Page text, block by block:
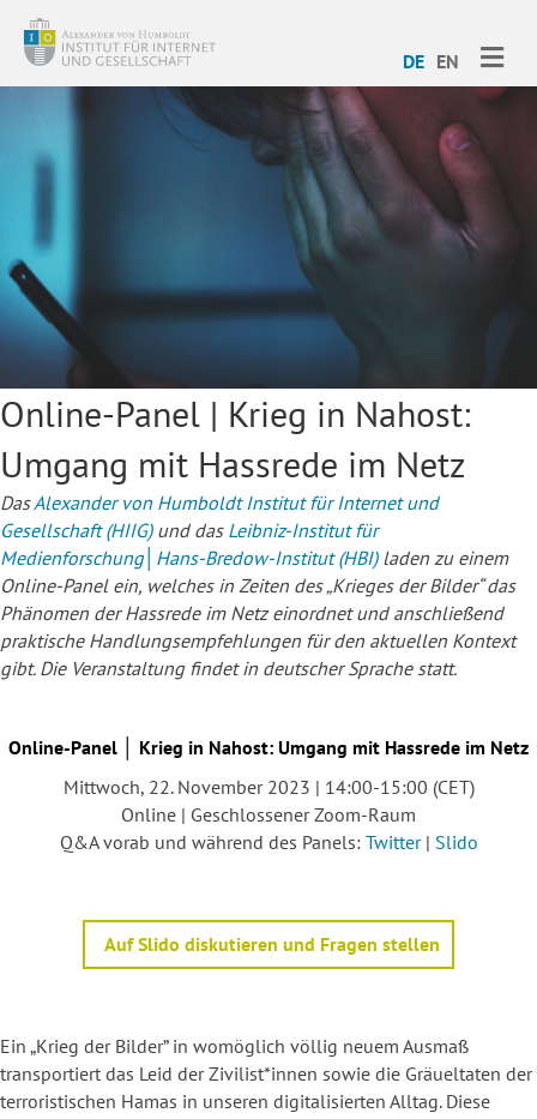
DE EN
Online-Panel | Krieg in Nahost:
Umgang mit Hassrede im Netz
DasAlexander von Humboldt Institut für Internet und
Gesellschaft (HIIG)und das Leibniz-Institut für
Medienforschung│Hans-Bredow-Institut (HBI)laden zu einem
Online-Panel ein, welches in Zeiten des „Krieges der Bilder“ das
Phänomen der Hassrede im Netz einordnet und anschließend
praktische Handlungsempfehlungen für den aktuellen Kontext
gibt. Die Veranstaltung findet in deutscher Sprache statt.
Online-Panel │ Krieg in Nahost: Umgang mit Hassrede im Netz
Mittwoch, 22. November 2023 | 14:00-15:00 (CET)
Online | Geschlossener Zoom-Raum
Q&A vorab und während des Panels: Twitter| Slido
Auf Slido diskutieren und Fragen stellen
Ein „Krieg der Bilder” in womöglich völlig neuem Ausmaß
transportiert das Leid der Zivilist*innen sowie die Gräueltaten der
terroristischen Hamas in unseren digitalisierten Alltag. Diese